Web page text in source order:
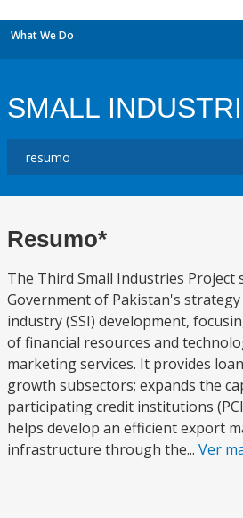
What We Do
SMALL
Resumo*
The Third Small Industries Project
Government of Pakistan's
industry (SSI) development,
of financial resources and
marketing services. It provides
growth subsectors; expands the
participating credit institutions
helps develop an efficient export
infrastructure through the... Ver